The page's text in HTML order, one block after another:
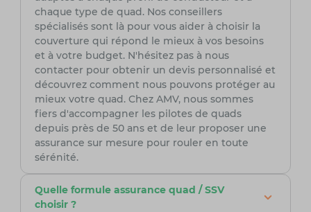
chaque type de quad. Nos conseillers
spécialisés sont là pour vous aider à choisir la
couverture qui répond le mieux à vos besoins
et à votre budget. N'hésitez pas à nous
contacter pour obtenir un devis personnalisé et
découvrez comment nous pouvons protéger au
mieux votre quad. Chez AMV, nous sommes
fiers d'accompagner les pilotes de quads
depuis près de 50 ans et de leur proposer une
assurance sur mesure pour rouler en toute
sérénité.
Quelle formule assurance quad / SSV
choisir ?